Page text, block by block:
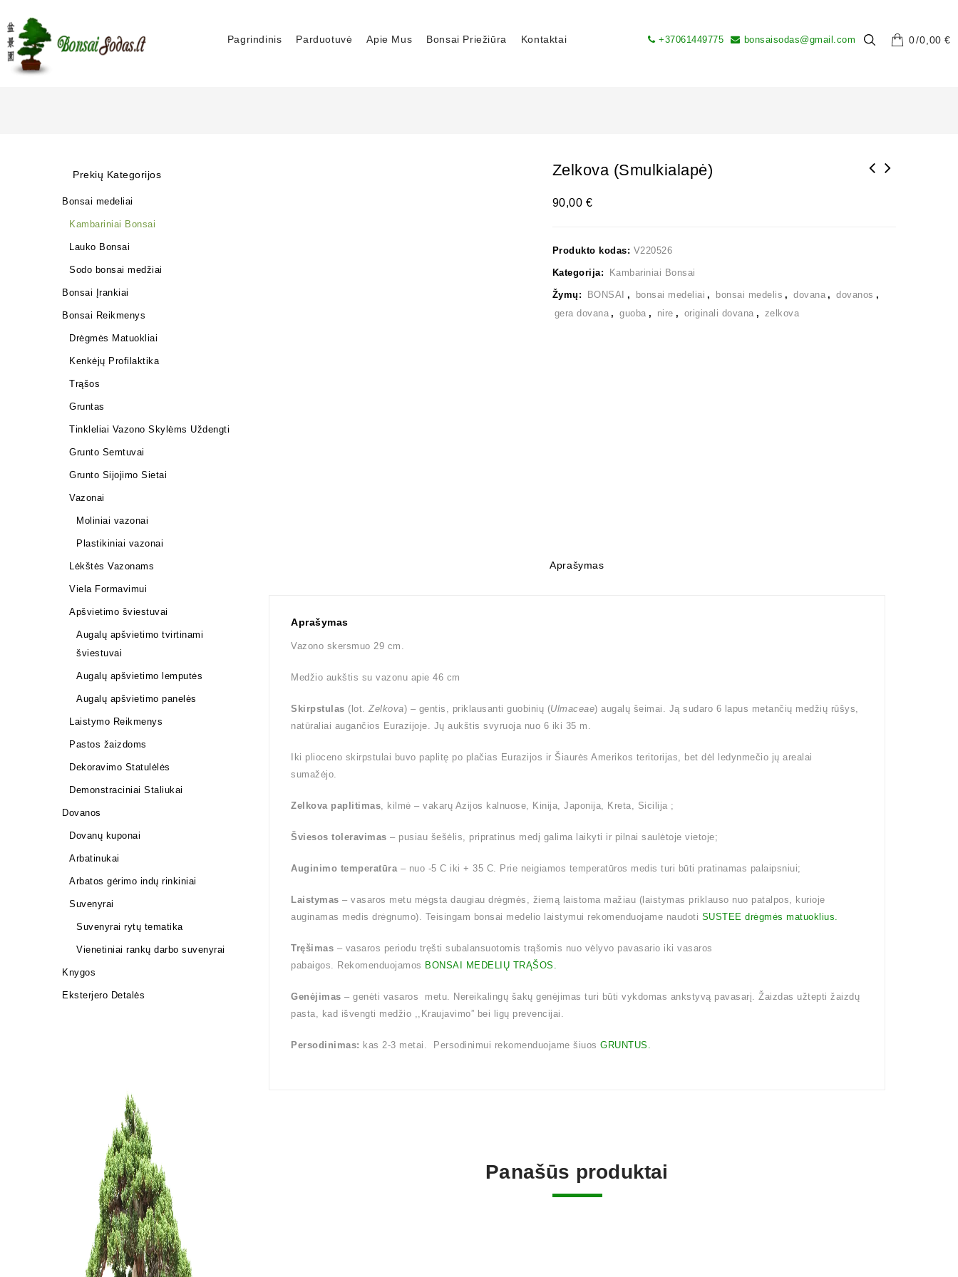
Pagrindinis Parduotuvė Apie Mus Bonsai Priežiūra Kontaktai 0 0,00€
+37061449775 bonsaisodas@gmail.com
Zelkova (smulkialapė)
90,00€
Produkto kodas: V220526
Kategorija: Kambariniai Bonsai
Žymų: BONSAI , bonsai medeliai , bonsai medelis , dovana , dovanos ,
gera dovana , guoba , nire , originali dovana , zelkova
Aprašymas
Aprašymas
Vazono skersmuo 29 cm.
Medžio aukštis su vazonu apie 46 cm
Skirpstulas (lot. Zelkova) – gentis, priklausanti guobinių (Ulmaceae) augalų šeimai. Ją sudaro 6 lapus metančių medžių rūšys,
natūraliai augančios Eurazijoje. Jų aukštis svyruoja nuo 6 iki 35 m.
Iki plioceno skirpstulai buvo paplitę po plačias Eurazijos ir Šiaurės Amerikos teritorijas, bet dėl ledynmečio jų arealai
sumažėjo.
Zelkova paplitimas, kilmė – vakarų Azijos kalnuose, Kinija, Japonija, Kreta, Sicilija ;
Šviesos toleravimas – pusiau šešėlis, pripratinus medį galima laikyti ir pilnai saulėtoje vietoje;
Auginimo temperatūra– nuo -5 C iki + 35 C. Prie neigiamos temperatūros medis turi būti pratinamas palaipsniui;
Laistymas – vasaros metu mėgsta daugiau drėgmės, žiemą laistoma mažiau (laistymas priklauso nuo patalpos, kurioje
auginamas medis drėgnumo). Teisingam bonsai medelio laistymui rekomenduojame naudoti SUSTEE drėgmės matuoklius.
Tręšimas – vasaros periodu tręšti subalansuotomis trąšomis nuo vėlyvo pavasario iki vasaros
pabaigos. Rekomenduojamos BONSAI MEDELIŲ TRĄŠOS.
Genėjimas – genėti vasaros metu. Nereikalingų šakų genėjimas turi būti vykdomas ankstyvą pavasarį. Žaizdas užtepti žaizdų
pasta, kad išvengti medžio ,,Kraujavimo” bei ligų prevencijai.
Persodinimas: kas 2-3 metai. Persodinimui rekomenduojame šiuos GRUNTUS.
Panašūs produktai
Prekių Kategorijos
Bonsai medeliai
Kambariniai Bonsai
Lauko Bonsai
Sodo bonsai medžiai
Bonsai Įrankiai
Bonsai Reikmenys
Drėgmės Matuokliai
Kenkėjų Profilaktika
Trąšos
Gruntas
Tinkleliai Vazono Skylėms Uždengti
Grunto Semtuvai
Grunto Sijojimo Sietai
Vazonai
Moliniai vazonai
Plastikiniai vazonai
Lėkštės Vazonams
Viela Formavimui
Apšvietimo šviestuvai
Augalų apšvietimo tvirtinami
šviestuvai
Augalų apšvietimo lemputės
Augalų apšvietimo panelės
Laistymo Reikmenys
Pastos žaizdoms
Dekoravimo Statulėlės
Demonstraciniai Staliukai
Dovanos
Dovanų kuponai
Arbatinukai
Arbatos gėrimo indų rinkiniai
Suvenyrai
Suvenyrai rytų tematika
Vienetiniai rankų darbo suvenyrai
Knygos
Eksterjero Detalės